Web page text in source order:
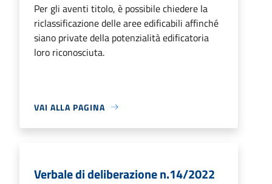
Per gli aventi titolo, è possibile chiedere la
riclassificazione delle aree edificabili affinché
siano private della potenzialità edificatoria
loro riconosciuta.
VAI ALLA PAGINA
Verbale di deliberazione n.14/2022